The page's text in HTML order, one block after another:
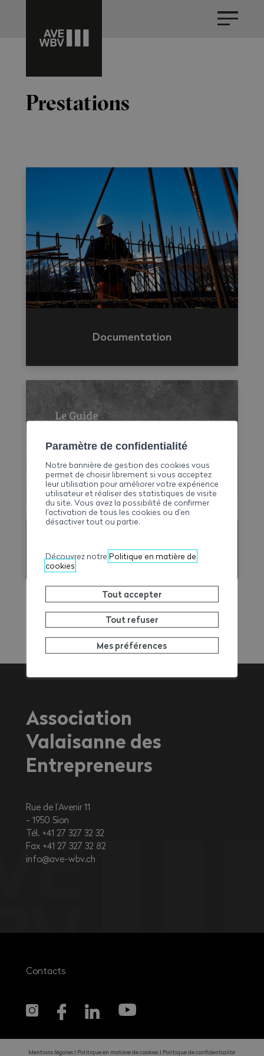
Prestations
Documentation
Fiches juridiques / veille légale
Association
Valaisanne des
Entrepreneurs
Rue de l’Avenir 11
1950 Sion
Tél. +41 27 327 32 32
Fax +41 27 327 32 82
info@ave-wbv.ch
Contacts
Mentions légales Politique en matière de cookies Politique de confidentialité
Paramètre de confidentialité
Notre bannière de gestion des cookies vous
permet de choisir librement si vous acceptez
leur utilisation pour améliorer votre expérience
utilisateur et réaliser des statistiques de visite
du site. Vous avez la possibilité de confirmer
l’activation de tous les cookies ou d’en
désactiver tout ou partie.
Découvrez notre Politique en matière de
cookies
Tout accepter
Tout refuser
Mes préférences